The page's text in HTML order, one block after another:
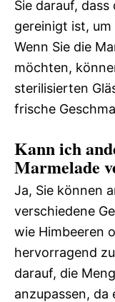
Sie darauf,
gereinigt ist,
Wenn Sie die
möchten,
sterilisierten
frische
Kann ich
Marmelade
Ja, Sie können
verschiedene
wie Himbeeren
hervorragend
darauf, die
anzupassen, da